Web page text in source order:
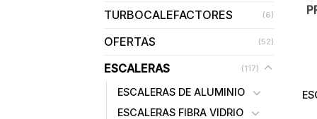
TURBOCALEFACTORES (6)
OFERTAS (52)
ESCALERAS (117)
ESCALERAS DE ALUMINIO
ESCALERAS FIBRA VIDRIO